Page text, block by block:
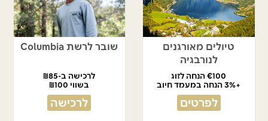
טיולים מאורגנים
לנורבגיה
€100 הנחה לזוג
+3% הנחה במעמד חיוב
לפרטים
שובר לרשת Columbia
לרכישה ב-₪85
בשווי ₪100
לרכישה